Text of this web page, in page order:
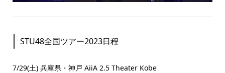
STU48全国ツアー2023日程
7/29(⼟) 兵庫県・神戸 AiiA 2.5 Theater Kobe